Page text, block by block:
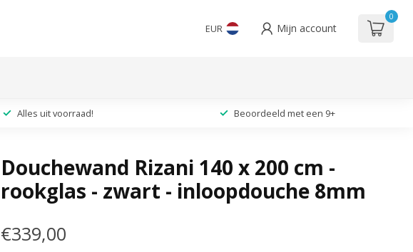
EUR Mijn account
0
Alles uit voorraad! Beoordeeld met een 9+
Douchewand Rizani 140 x 200 cm -
rookglas - zwart - inloopdouche 8mm
€339,00